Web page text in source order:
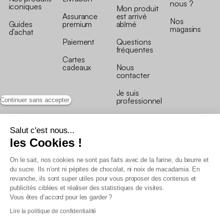
Continuer sans accepter
Salut c'est nous...
les Cookies !
On le sait, nos cookies ne sont pas faits avec de la farine, du beurre et
du sucre. Ils n’ont ni pépites de chocolat, ni noix de macadamia. En
revanche, ils sont super utiles pour vous proposer des contenus et
publicités ciblées et réaliser des statistiques de visites.
Vous êtes d’accord pour les garder ?
Lire la politique de confidentialité
iconiques
Guides
d’achat
Assurance
premium
Paiement
Cartes
cadeaux
Mon produit
est arrivé
abîmé
Questions
fréquentes
Nous
contacter
Je suis
professionnel
nous ?
Nos
magasins
Conditions générales de vente
Conditions générales du programme de fidélité
Charte de données personnelles
Conditions générales de vente Pro
Déclaration d’accessibilité